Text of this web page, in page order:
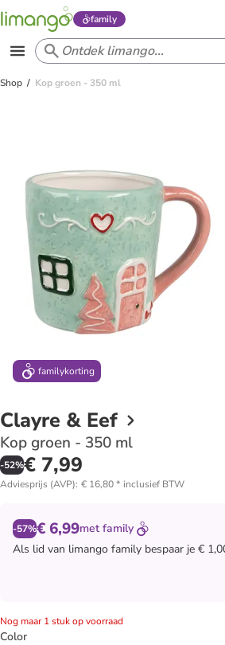
family
Shop Kop groen - 350 ml
familykorting
Clayre & Eef
Kop groen - 350 ml
-52%€ 7,99
Adviesprijs (AVP): € 16,80* inclusief BTW
-57%€ 6,99met family
Als lid van limango family bespaar je €
Nog maar 1 stuk op voorraad
Color